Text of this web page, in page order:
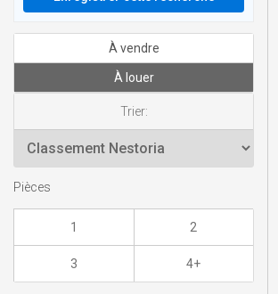
À vendre
À louer
Trier:
Pièces
1 2
3 4+